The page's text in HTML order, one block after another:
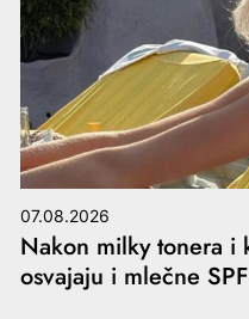
07.08.2026
Nakon milky tonera i
osvajaju i mlečne